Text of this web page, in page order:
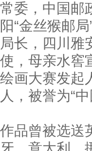
常委，中国邮
阳“金丝猴邮
局长，四川雅
使，母亲水窖
绘画大赛发起
人，被誉为“
作品曾被选送